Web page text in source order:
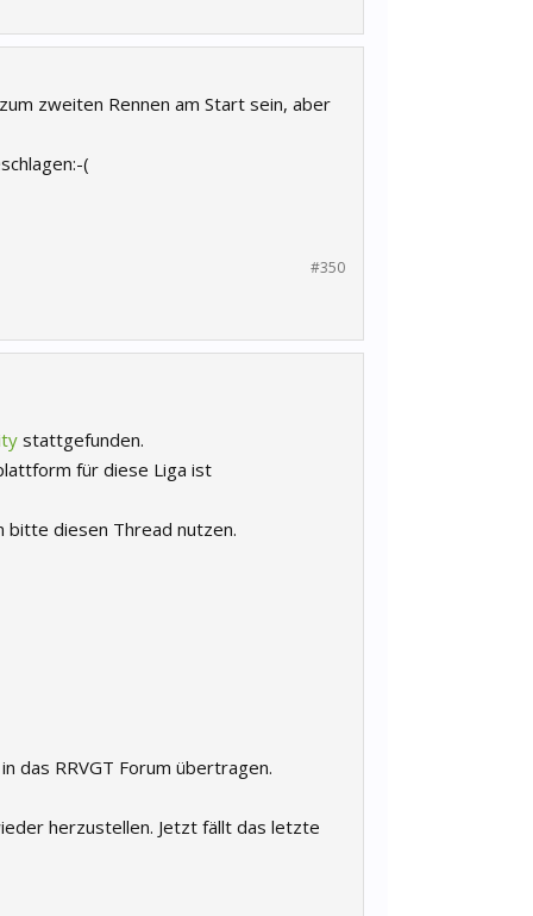
zweiten Rennen am Start sein, aber
(
#350
stattgefunden.
für diese Liga ist
bitte diesen Thread nutzen.
das RRVGT Forum übertragen.
herzustellen. Jetzt fällt das letzte